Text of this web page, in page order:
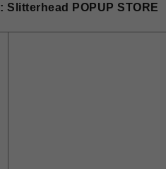
: Slitterhead POPUP STORE